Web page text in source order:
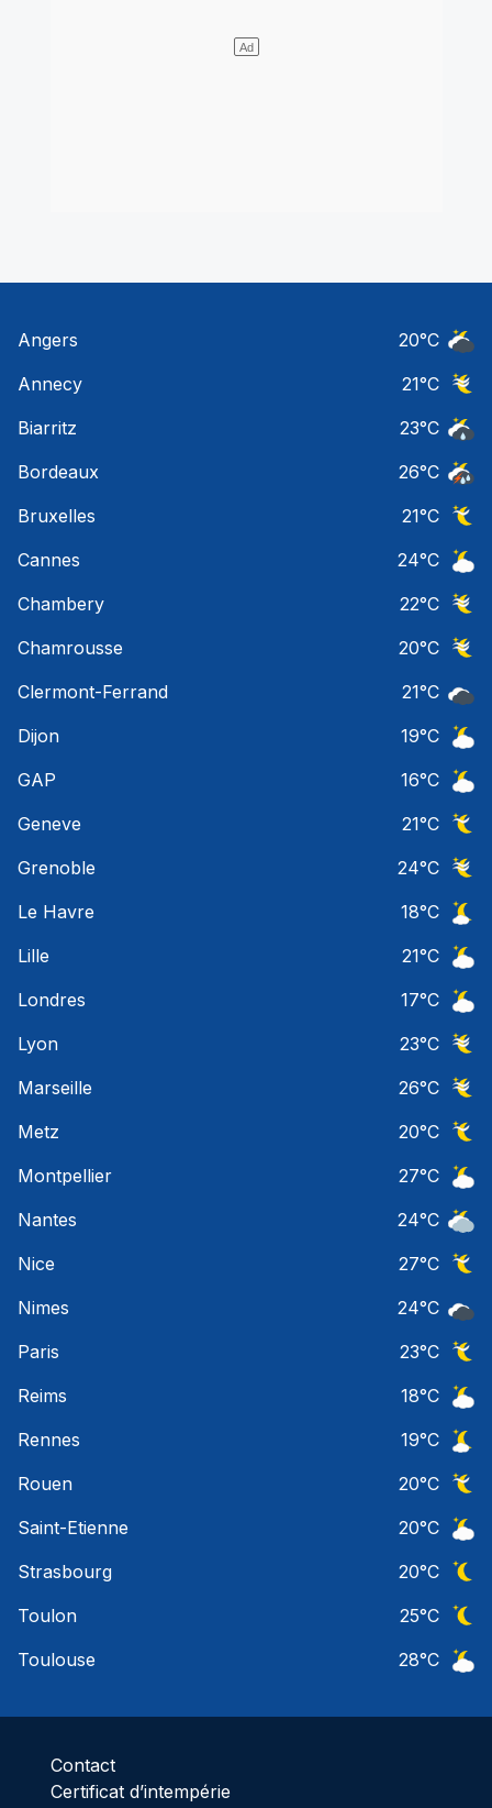
Angers 20°C
Annecy
21°C
Biarritz
23°C
Bordeaux
26°C
Bruxelles
21°C
Cannes
24°C
Chambery
22°C
Chamrousse
20°C
Clermont-Ferrand
21°C
Dijon
19°C
GAP
16°C
Geneve
21°C
Grenoble
24°C
Le Havre
18°C
Lille
21°C
Londres
17°C
Lyon
23°C
Marseille
26°C
Metz
20°C
Montpellier
27°C
Nantes
24°C
Nice
27°C
Nimes
24°C
Paris
23°C
Reims
18°C
Rennes
19°C
Rouen
20°C
Saint-Etienne
20°C
Strasbourg
20°C
Toulon
25°C
Toulouse
28°C
Contact
Certificat d’intempérie